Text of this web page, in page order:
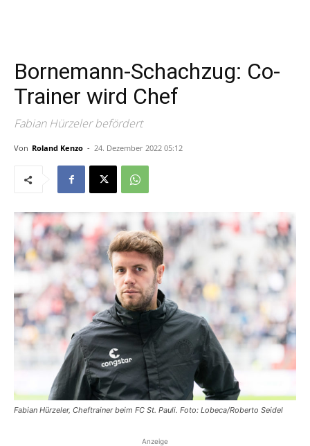
Bornemann-Schachzug: Co-
Trainer wird Chef
Fabian Hürzeler befördert
Von Roland Kenzo - 24. Dezember 2022 05:12
Fabian Hürzeler, Cheftrainer beim FC St. Pauli. Foto: Lobeca/Roberto Seidel
Anzeige